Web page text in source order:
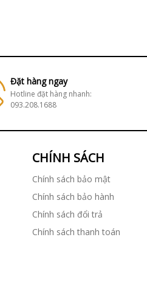
Đặt hàng ngay
Hotline đặt hàng nhanh:
093.208.1688
CHÍNH SÁCH
Chính sách bảo mật
Chính sách bảo hành
Chính sách đổi trả
Chính sách thanh toán